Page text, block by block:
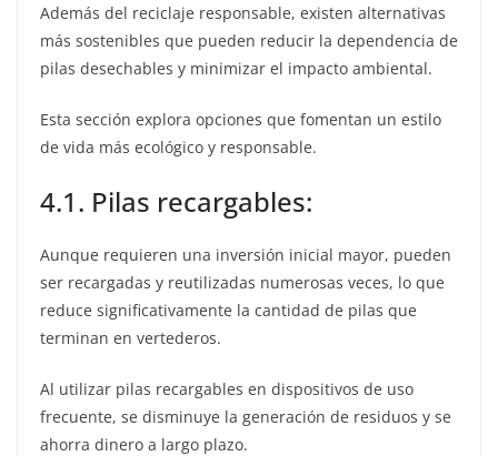
Además del reciclaje responsable, existen alternativas
más sostenibles que pueden reducir la dependencia de
pilas desechables y minimizar el impacto ambiental.
Esta sección explora opciones que fomentan un estilo
de vida más ecológico y responsable.
4.1. Pilas recargables:
Aunque requieren una inversión inicial mayor, pueden
ser recargadas y reutilizadas numerosas veces, lo que
reduce significativamente la cantidad de pilas que
terminan en vertederos.
Al utilizar pilas recargables en dispositivos de uso
frecuente, se disminuye la generación de residuos y se
ahorra dinero a largo plazo.